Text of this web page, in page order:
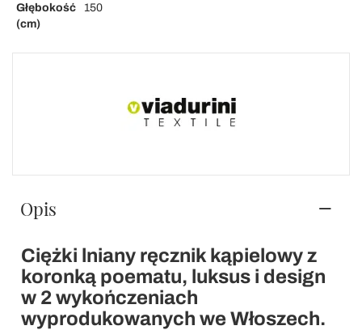
Głębokość
(cm)
150
Opis
Ciężki lniany ręcznik kąpielowy z
koronką poematu, luksus i design
w 2 wykończeniach
wyprodukowanych we Włoszech.